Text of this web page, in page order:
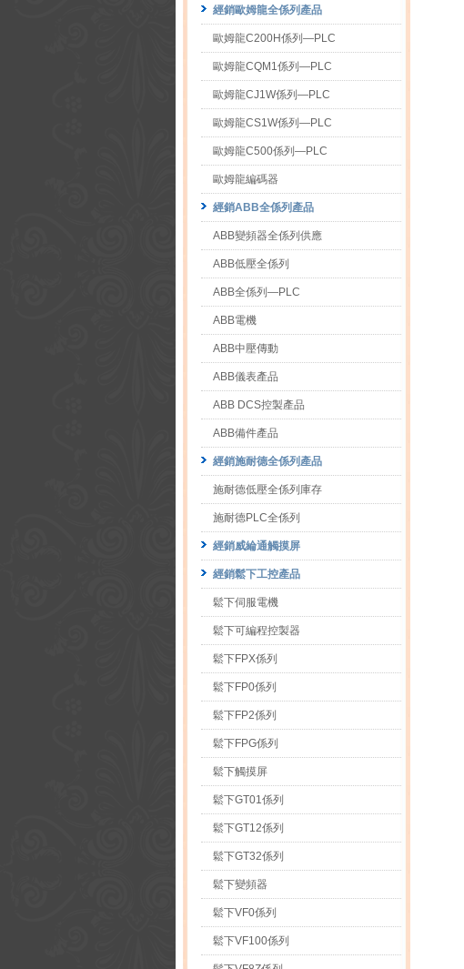
經銷歐姆龍全係列產品
歐姆龍C200H係列—PLC
歐姆龍CQM1係列—PLC
歐姆龍CJ1W係列—PLC
歐姆龍CS1W係列—PLC
歐姆龍C500係列—PLC
歐姆龍編碼器
經銷ABB全係列產品
ABB變頻器全係列供應
ABB低壓全係列
ABB全係列—PLC
ABB電機
ABB中壓傳動
ABB儀表產品
ABB DCS控製產品
ABB備件產品
經銷施耐德全係列產品
施耐德低壓全係列庫存
施耐德PLC全係列
經銷威綸通觸摸屏
經銷鬆下工控產品
鬆下伺服電機
鬆下可編程控製器
鬆下FPX係列
鬆下FP0係列
鬆下FP2係列
鬆下FPG係列
鬆下觸摸屏
鬆下GT01係列
鬆下GT12係列
鬆下GT32係列
鬆下變頻器
鬆下VF0係列
鬆下VF100係列